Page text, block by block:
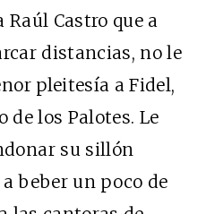
Raúl Castro que a
distancias, no le
pleitesía a Fidel,
de los Palotes. Le
su sillón
beber un poco de